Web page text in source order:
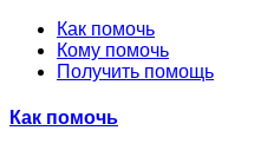
Как помочь
Кому помочь
Получить помощь
Как помочь